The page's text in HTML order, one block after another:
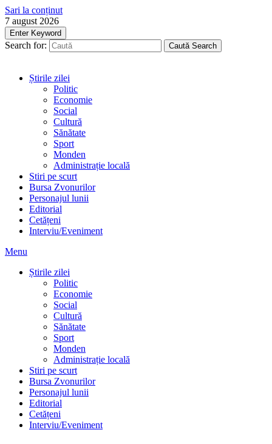
Sari la conținut
7 august 2026
Enter Keyword
Search for: Caută Search
Știrile zilei
Politic
Economie
Social
Cultură
Sănătate
Sport
Monden
Administrație locală
Stiri pe scurt
Bursa Zvonurilor
Personajul lunii
Editorial
Cetățeni
Interviu/Eveniment
Menu
Știrile zilei
Politic
Economie
Social
Cultură
Sănătate
Sport
Monden
Administrație locală
Stiri pe scurt
Bursa Zvonurilor
Personajul lunii
Editorial
Cetățeni
Interviu/Eveniment